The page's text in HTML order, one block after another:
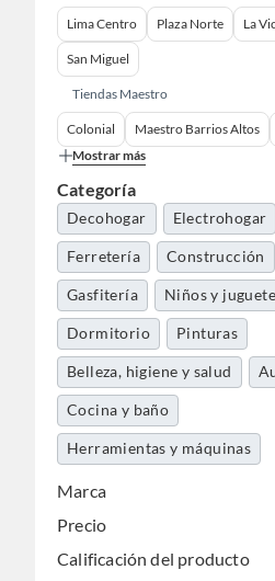
Lima Centro Plaza Norte La
San Miguel
Tiendas Maestro
Colonial Maestro Barrios Altos
Mostrar más
Categoría
Decohogar Electrohogar
Ferretería Construcción
Gasfitería Niños y
Dormitorio Pinturas
Belleza, higiene y salud
Cocina y baño
Herramientas y máquinas
Muebles y organización
Mundo bebé
Utiles de aseo y limpieza
Marca
Precio
Calificación del producto